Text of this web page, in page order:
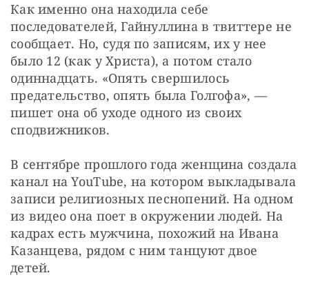
Как именно она находила себе
последователей, Гайнуллина в твиттере не
сообщает. Но, судя по записям, их у нее
было 12 (как у Христа), а потом стало
одиннадцать. «Опять свершилось
предательство, опять была Голгофа», —
пишет она об уходе одного из своих
сподвижников.
В сентябре прошлого года женщина создала
канал на YouTube, на котором выкладывала
записи религиозных песнопений. На одном
из видео она поет в окружении людей. На
кадрах есть мужчина, похожий на Ивана
Казанцева, рядом с ним танцуют двое
детей.